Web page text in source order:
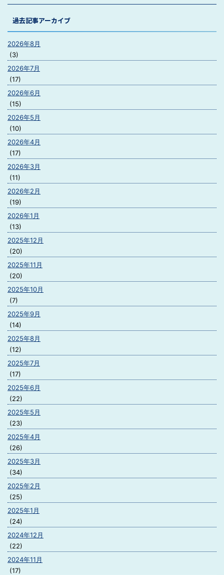
過去記事アーカイブ
2026年8月
(3)
2026年7月
(17)
2026年6月
(15)
2026年5月
(10)
2026年4月
(17)
2026年3月
(11)
2026年2月
(19)
2026年1月
(13)
2025年12月
(20)
2025年11月
(20)
2025年10月
(7)
2025年9月
(14)
2025年8月
(12)
2025年7月
(17)
2025年6月
(22)
2025年5月
(23)
2025年4月
(26)
2025年3月
(34)
2025年2月
(25)
2025年1月
(24)
2024年12月
(22)
2024年11月
(17)